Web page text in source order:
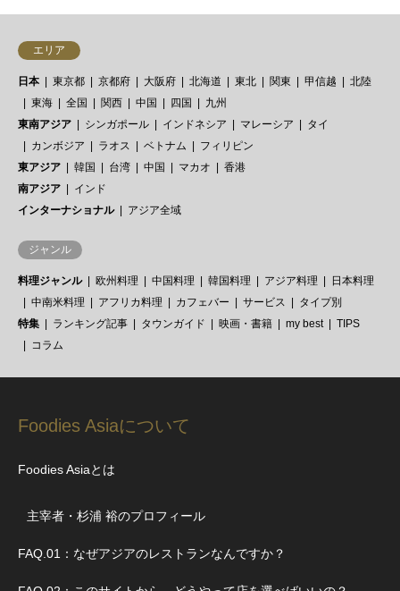
エリア
日本 東京都 京都府 大阪府 北海道 東北 関東 甲信越
北陸
東海
全国 関西 中国 四国
九州
東南アジア
シンガポール インドネシア マレーシア
タイ
カンボジア
ラオス ベトナム
フィリピン
東アジア
韓国 台湾 中国 マカオ
香港
南アジア
インド
インターナショナル
アジア全域
ジャンル
料理ジャンル 欧州料理 中国料理 韓国料理 アジア料理
日本料理
中南米料理
アフリカ料理 カフェバー サービス
タイプ別
特集
ランキング記事 タウンガイド 映画・書籍 my best
TIPS
コラム
Foodies Asiaについて
Foodies Asiaとは
主宰者・杉浦 裕のプロフィール
FAQ.01：なぜアジアのレストランなんですか？